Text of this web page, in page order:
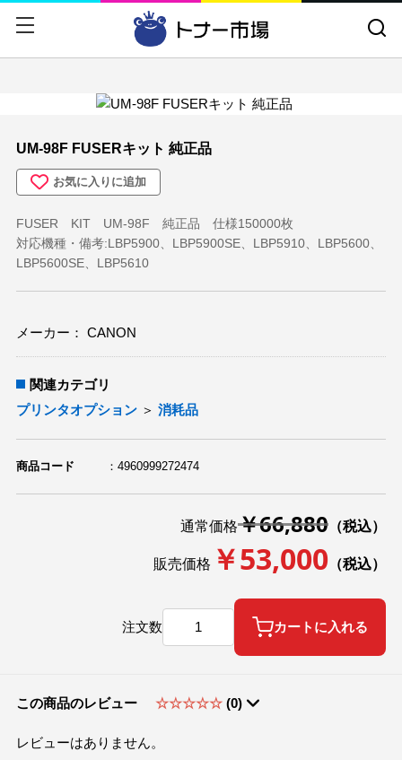
戻る
CANON
FUJITSU
brother
戻る
トナーカートリッジ
ドラムカートリッジ
プリンタ
用紙
デジカメ
ステーショナリー(文具関連)
UM-98F FUSERキット 純正品
お気に入りに追加
FUSER KIT UM-98F 純正品 仕様150000枚
対応機種・備考:LBP5900、LBP5900SE、LBP5910、LBP5600、
LBP5600SE、LBP5610
メーカー： CANON
関連カテゴリ
プリンタオプション ＞ 消耗品
商品コード 4960999272474
通常価格￥66,880 （税込）
販売価格 ￥53,000 （税込）
注文数 カートに入れる
この商品のレビュー ☆☆☆☆☆ (0)
レビューはありません。